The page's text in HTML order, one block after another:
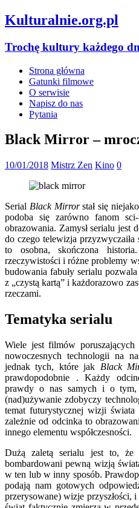
Kulturalnie.org.pl
Trochę kultury każdego
Strona główna
Gatunki filmowe
O serwisie
Napisz do nas
Pytania
Black Mirror –
10/01/2018 Mistrz Zen Kino 0
Serial Black Mirrorstał się
podoba się zarówno fanom
obrazowania. Zamysł serialu jest
do czego telewizja
to osobna, skończona
rzeczywistości i różne problemy
budowania fabuły serialu
z „czystą kartą” i każdorazowo
rzeczami.
Tematyka serialu
Wiele jest filmów poruszających
nowoczesnych technologii na
jednak tych, które jak Black
prawdopodobnie . Każdy
prawdy o nas samych i o tym,
(nad)używanie zdobyczy
temat futurystycznej wizji świata
zależnie od odcinka to
innego elementu współczesności.
Dużą zaletą serialu jest to,
bombardowani pewną wizją
w ten lub w inny sposób.
podają nam gotowych
przerysowane) wizje przyszłości,